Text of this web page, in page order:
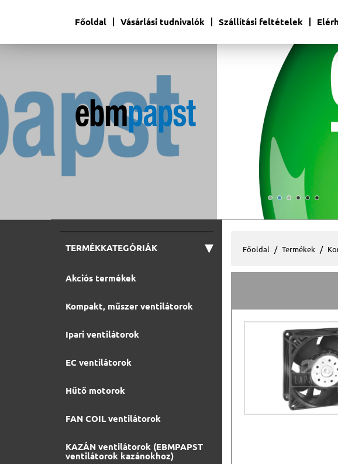
Főoldal Vásárlási tudnivalók Szállítási feltételek
TERMÉKKATEGÓRIÁK ▾
Akciós termékek
Kompakt, műszer ventilátorok
Ipari ventilátorok
EC ventilátorok
Hűtő motorok
FAN COIL ventilátorok
KAZÁN ventilátorok (EBMPAPST
ventilátorok kazánokhoz)
Főoldal Termékek